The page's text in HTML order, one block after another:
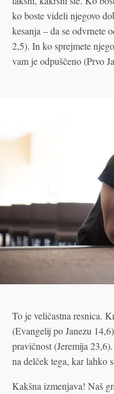
ko boste videli njegovo
kesanja – da se odvrnete
2,5). In ko sprejmete
vam je odpuščeno (Prvo
To je veličastna resnica.
(Evangelij po Janezu
pravičnost (Jeremija
na delček tega, kar lahko
Kakšna izmenjava! Naš